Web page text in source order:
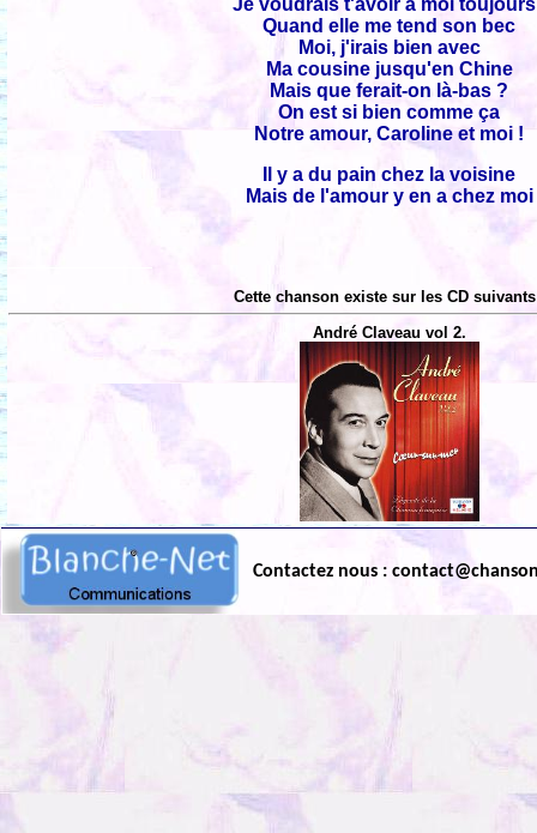
Quand elle me tend son bec
Moi, j'irais bien avec
Ma cousine jusqu'en Chine
Mais que ferait-on là-bas ?
On est si bien comme ça
Notre amour, Caroline et moi !
Il y a du pain chez la voisine
Mais de l'amour y en a chez moi
Cette chanson existe sur les CD
André Claveau vol 2.
Contactez nous :